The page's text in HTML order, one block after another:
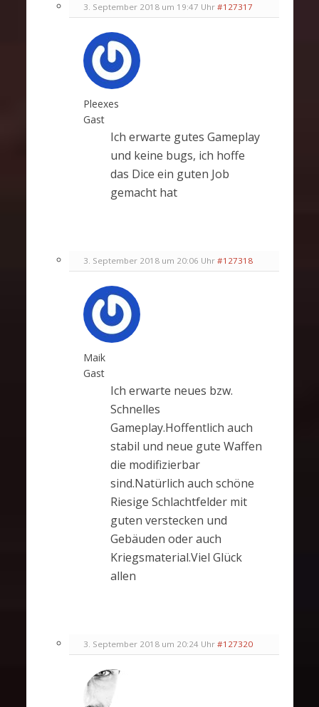
3. September 2018 um 19:47 Uhr #127317
Pleexes
Gast
Ich erwarte gutes Gameplay
und keine bugs, ich hoffe
das Dice ein guten Job
gemacht hat
3. September 2018 um 20:06 Uhr #127318
Maik
Gast
Ich erwarte neues bzw.
Schnelles
Gameplay.Hoffentlich auch
stabil und neue gute Waffen
die modifizierbar
sind.Natürlich auch schöne
Riesige Schlachtfelder mit
guten verstecken und
Gebäuden oder auch
Kriegsmaterial.Viel Glück
allen
3. September 2018 um 20:24 Uhr #127320